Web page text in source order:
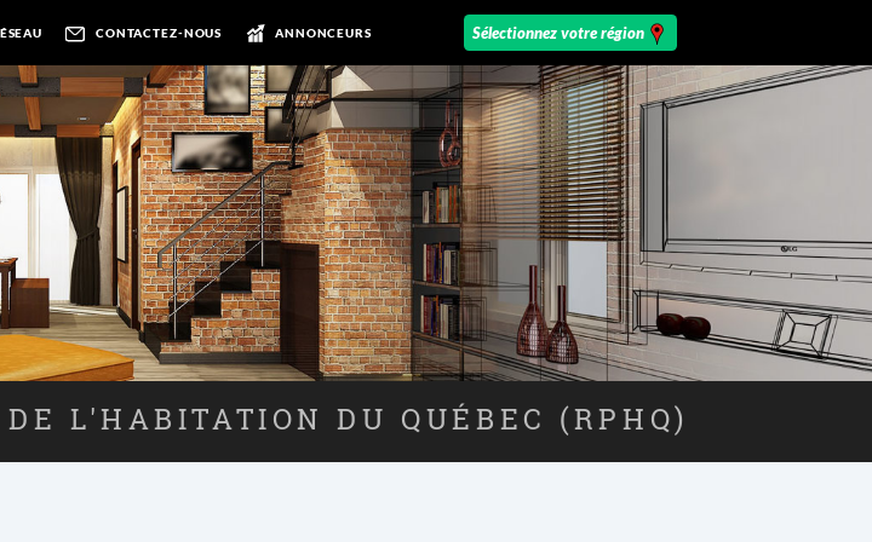
CONTACTEZ-NOUS ANNONCEURS
L'HABITATION DU QUÉBEC (RPHQ)